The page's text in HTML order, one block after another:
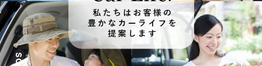
シ
ョ
ン
へ